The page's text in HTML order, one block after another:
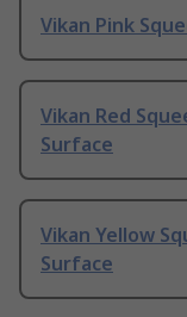
Vikan Pink
Vikan Red
Surface
Vikan Yellow
Surface